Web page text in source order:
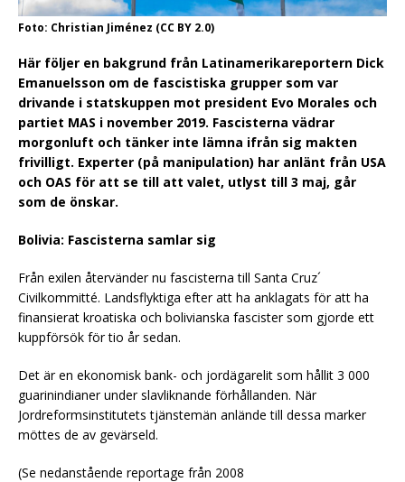
Foto: Christian Jiménez (CC BY 2.0)
Här följer en bakgrund från Latinamerikareportern Dick
Emanuelsson om de fascistiska grupper som var
drivande i statskuppen mot president Evo Morales och
partiet MAS i november 2019. Fascisterna vädrar
morgonluft och tänker inte lämna ifrån sig makten
frivilligt. Experter (på manipulation) har anlänt från USA
och OAS för att se till att valet, utlyst till 3 maj, går
som de önskar.
Bolivia: Fascisterna samlar sig
Från exilen återvänder nu fascisterna till Santa Cruz´
Civilkommitté. Landsflyktiga efter att ha anklagats för att ha
finansierat kroatiska och bolivianska fascister som gjorde ett
kuppförsök för tio år sedan.
Det är en ekonomisk bank- och jordägarelit som hållit 3 000
guarinindianer under slavliknande förhållanden. När
Jordreformsinstitutets tjänstemän anlände till dessa marker
möttes de av gevärseld.
(Se nedanstående reportage från 2008